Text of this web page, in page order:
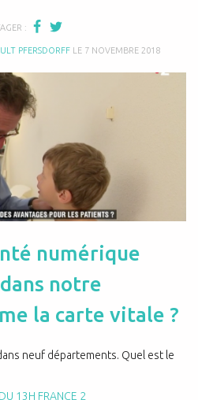
:
PFERSDORFFLE 7 NOVEMBRE 2018
numérique
notre
la carte vitale ?
neuf départements. Quel est le
13H FRANCE 2